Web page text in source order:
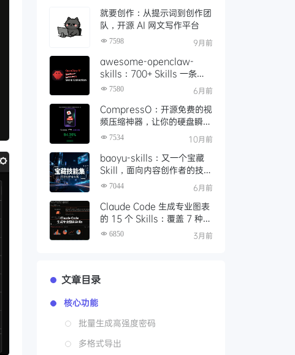
就要创作：从提示词到创作团
队，开源 AI 网文写作平台
7598 9月前
awesome-openclaw-
skills：700+ Skills 一条命
令装配完成，如何让本地 AI
7580 6月前
CompressO：开源免费的视
频压缩神器，让你的硬盘瞬间
轻松 10 倍
7534 10月前
baoyu-skills：又一个宝藏
Skill，面向内容创作者的技能
集，支持图文生成、发布与处
7044 6月前
Claude Code 生成专业图表
的 15 个 Skills：覆盖 7 种渲
染引擎的完整指南
6850 3月前
文章目录
核心功能
批量生成高强度密码
多格式导出